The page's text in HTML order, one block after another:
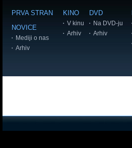
PRVA STRAN
NOVICE
Mediji o nas
Arhiv
KINO
V kinu
Arhiv
DVD
Na DVD-ju
Arhiv